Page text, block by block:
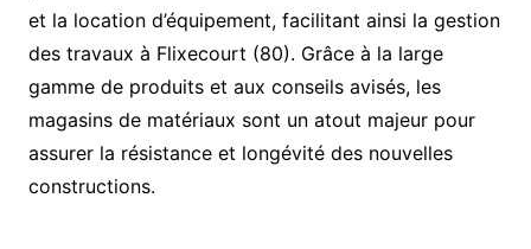
et la location d’équipement, facilitant ainsi la gestion
des travaux à Flixecourt (80). Grâce à la large
gamme de produits et aux conseils avisés, les
magasins de matériaux sont un atout majeur pour
assurer la résistance et longévité des nouvelles
constructions.